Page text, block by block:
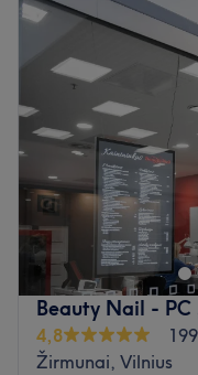
Beauty Nail - PC
4,8
Žirmunai, Vilnius